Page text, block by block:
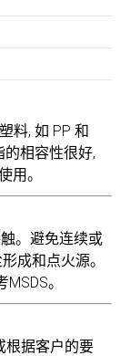
料, 如 PP 和
相容性很好,
用。
。避免连续或
成和点火源。
。
根据客户的要